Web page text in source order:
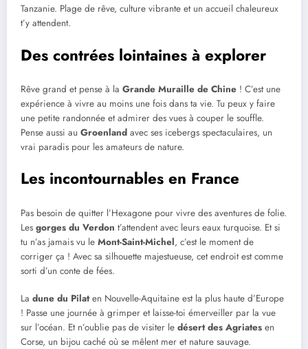
Tanzanie. Plage de rêve, culture vibrante et un accueil chaleureux
t’y attendent.
Des contrées lointaines à explorer
Rêve grand et pense à la Grande Muraille de Chine ! C’est une
expérience à vivre au moins une fois dans ta vie. Tu peux y faire
une petite randonnée et admirer des vues à couper le souffle.
Pense aussi au Groenland avec ses icebergs spectaculaires, un
vrai paradis pour les amateurs de nature.
Les incontournables en France
Pas besoin de quitter l’Hexagone pour vivre des aventures de folie.
Les gorges du Verdon t’attendent avec leurs eaux turquoise. Et si
tu n’as jamais vu le Mont-Saint-Michel, c’est le moment de
corriger ça ! Avec sa silhouette majestueuse, cet endroit est comme
sorti d’un conte de fées.
La dune du Pilaten Nouvelle-Aquitaine est la plus haute d’Europe
! Passe une journée à grimper et laisse-toi émerveiller par la vue
sur l’océan. Et n’oublie pas de visiter le désert des Agriates en
Corse, un bijou caché où se mêlent mer et nature sauvage.